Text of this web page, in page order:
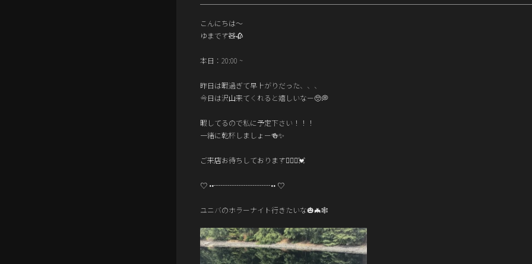
こんにちは〜
ゆまです🧸🥀
本日：20:00 ~
昨日は暇過ぎて早上がりだった、、、
今日は沢山来てくれると嬉しいなー🥺💭
暇してるので私に予定下さい！！！
一緒に乾杯しましょー🍻✨️
ご来店お待ちしております🙇🏻‍♀️💓
♡ ••┈┈┈┈┈┈┈┈•• ♡
ユニバのホラーナイト行きたいな🎃🦇🕸